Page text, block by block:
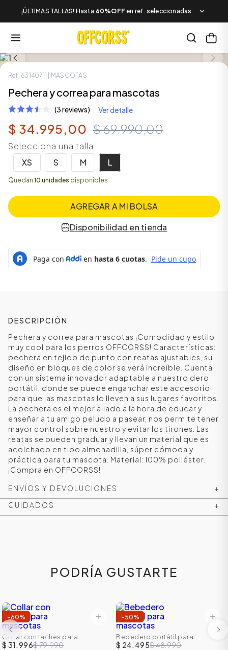
¡ÚLTIMAS TALLAS! Hasta 60%OFF en ref. seleccionadas.
Ref. 63140711 | MASCOTAS
Pechera y correa para mascotas
(3 reviews) Ver detalle
$ 34.995,00 $69.990,00
Selecciona una talla
XS
S M L
Quedan 10 unidades disponibles
AGREGAR A MI BOLSA
Disponibilidad en tienda
DESCRIPCIÓN
Pechera y correa para mascotas ¡Comodidad y estilo
muy cool para los perros OFFCORSS! Características:
pechera en tejido de punto con reatas ajustables, su
diseño en bloques de color se verá increíble. Cuenta
con un sistema innovador adaptable a nuestro dero
portátil, donde se puede enganchar este accesorio
para que las mascotas lo lleven a sus lugares favoritos.
La pechera es el mejor aliado a la hora de educar y
enseñar a tu amigo peludo a pasear, nos permite tener
mayor control sobre nuestro y evitar los tirones. Las
reatas se pueden graduar y llevan un material que es
acolchado en tipo almohadilla, súper cómoda y
práctica para tu mascota. Material: 100% poliéster.
¡Compra en OFFCORSS!
ENVÍOS Y DEVOLUCIONES
+
CUIDADOS
+
PODRÍA GUSTARTE
-60%
Collar con taches para
mascotas
$ 31.996$ 79.990
-50%
Bebedero portátil para
mascotas
$ 24.495$ 48.990